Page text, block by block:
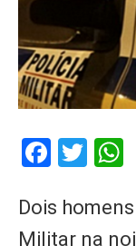
Dois
Militar na